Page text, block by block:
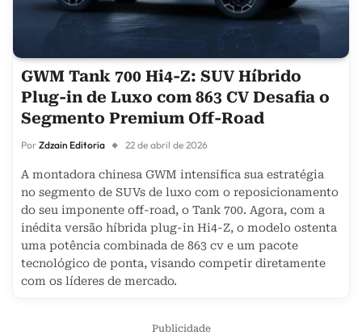
GWM Tank 700 Hi4-Z: SUV Híbrido
Plug-in de Luxo com 863 CV Desafia o
Segmento Premium Off-Road
Por Zdzain Editoria 22 de abril de 2026
A montadora chinesa GWM intensifica sua estratégia
no segmento de SUVs de luxo com o reposicionamento
do seu imponente off-road, o Tank 700. Agora, com a
inédita versão híbrida plug-in Hi4-Z, o modelo ostenta
uma potência combinada de 863 cv e um pacote
tecnológico de ponta, visando competir diretamente
com os líderes de mercado.
Publicidade